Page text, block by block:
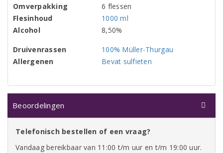
Omverpakking
6 flessen
Flesinhoud
1000 ml
Alcohol
8,50%
Druivenrassen
100% Müller-Thurgau
Allergenen
Bevat sulfieten
Beoordelingen
Telefonisch bestellen of een vraag?
Vandaag bereikbaar van 11:00 t/m uur en t/m 19:00 uur.